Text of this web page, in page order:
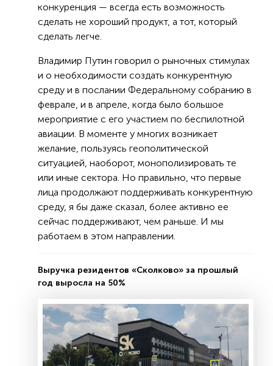
конкуренция — всегда есть возможность
сделать не хороший продукт, а тот, который
сделать легче.
Владимир Путин говорил о рыночных стимулах
и о необходимости создать конкурентную
среду и в послании Федеральному собранию в
феврале, и в апреле, когда было большое
мероприятие с его участием по беспилотной
авиации. В моменте у многих возникает
желание, пользуясь геополитической
ситуацией, наоборот, монополизировать те
или иные сектора. Но правильно, что первые
лица продолжают поддерживать конкурентную
среду, я бы даже сказал, более активно ее
сейчас поддерживают, чем раньше. И мы
работаем в этом направлении.
Выручка резидентов «Сколково» за прошлый
год выросла на 50%